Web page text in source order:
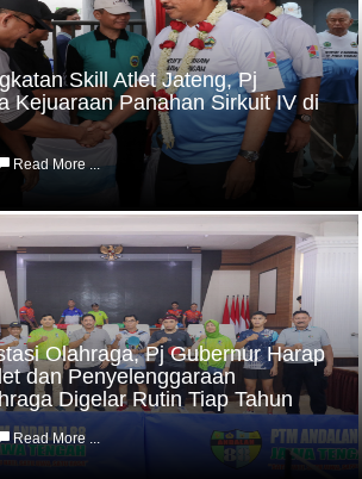
Skill Atlet Jateng, Pj
Kejuaraan Panahan Sirkuit IV di
Read More ...
Olahraga, Pj Gubernur Harap
dan Penyelenggaraan
Digelar Rutin Tiap Tahun
Read More ...